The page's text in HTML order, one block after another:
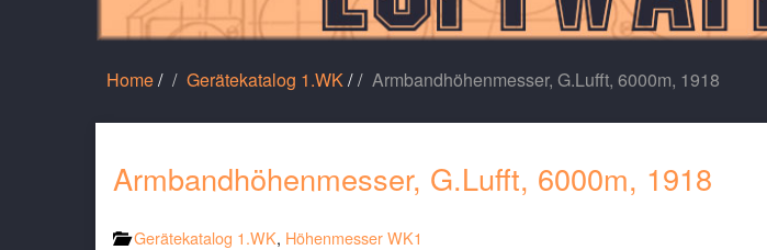
Home/ Gerätekatalog 1.WK / Armbandhöhenmesser, G.Lufft, 6000m, 1918
Armbandhöhenmesser, G.Lufft, 6000m, 1918
Gerätekatalog 1.WK, Höhenmesser WK1